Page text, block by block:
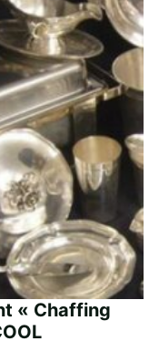
« Chaffing